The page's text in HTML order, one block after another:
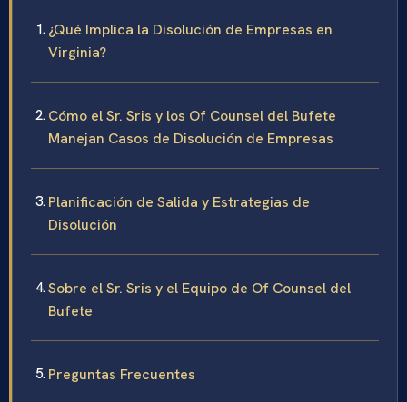
¿Qué Implica la Disolución de Empresas en
Virginia?
Cómo el Sr. Sris y los Of Counsel del Bufete
Manejan Casos de Disolución de Empresas
Planificación de Salida y Estrategias de
Disolución
Sobre el Sr. Sris y el Equipo de Of Counsel del
Bufete
Preguntas Frecuentes